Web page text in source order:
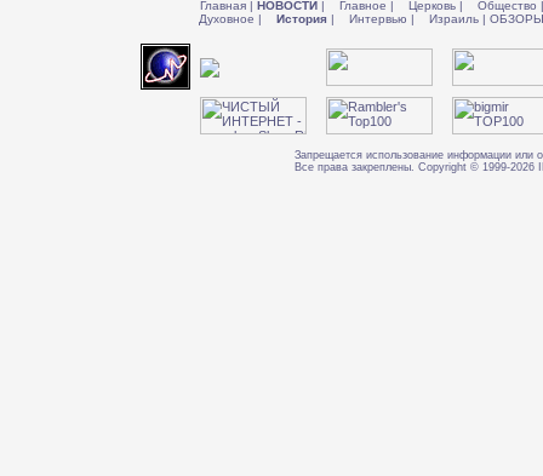
Главная | НОВОСТИ | Главное | Церковь | Общество |
Духовное | История | Интервью | Израиль |
Запрещается использование информации или
Все права закреплены. Copyright © 1999-